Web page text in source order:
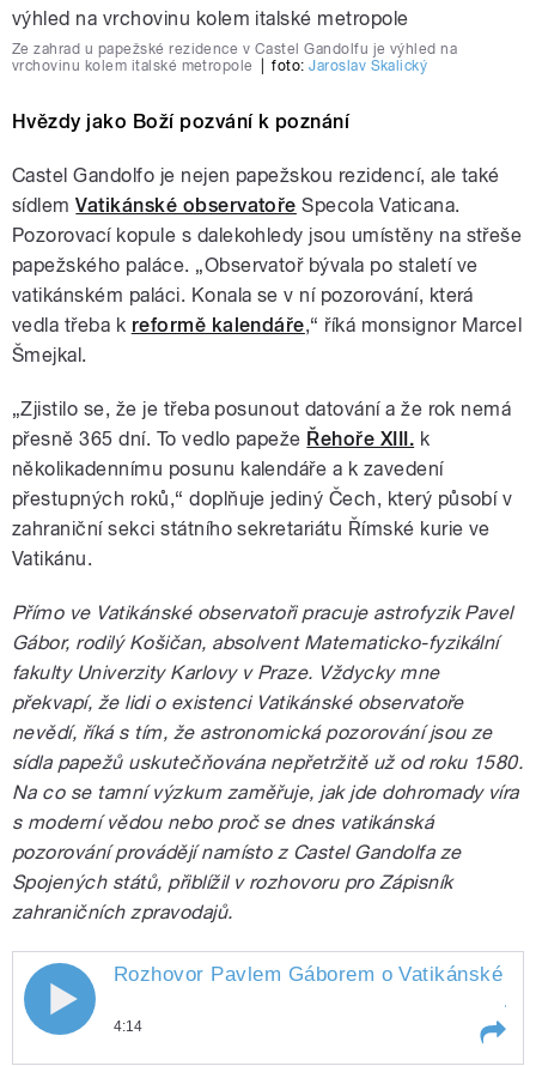
Ze zahrad u papežské rezidence v Castel Gandolfu je výhled na
vrchovinu kolem italské metropole
foto:Jaroslav Skalický
Hvězdy jako Boží pozvání k poznání
Castel Gandolfo je nejen papežskou rezidencí, ale také
sídlemVatikánské observatoře Specola Vaticana.
Pozorovací kopule s dalekohledy jsou umístěny na střeše
papežského paláce. „Observatoř bývala po staletí ve
vatikánském paláci. Konala se v ní pozorování, která
vedla třeba k reformě kalendáře,“ říká monsignor Marcel
Šmejkal.
„Zjistilo se, že je třeba posunout datování a že rok nemá
přesně 365 dní. To vedlo papeže Řehoře XIII. k
několikadennímu posunu kalendáře a k zavedení
přestupných roků,“ doplňuje jediný Čech, který působí v
zahraniční sekci státního sekretariátu Římské kurie ve
Vatikánu.
Přímo ve Vatikánské observatoři pracuje astrofyzik Pavel
Gábor, rodilý Košičan, absolvent Matematicko-fyzikální
fakulty Univerzity Karlovy v Praze. Vždycky mne
překvapí, že lidi o existenci Vatikánské observatoře
nevědí, říká s tím, že astronomická pozorování jsou ze
sídla papežů uskutečňována nepřetržitě už od roku 1580.
Na co se tamní výzkum zaměřuje, jak jde dohromady víra
s moderní vědou nebo proč se dnes vatikánská
pozorování provádějí namísto z Castel Gandolfa ze
Spojených států, přiblížil v rozhovoru pro Zápisník
zahraničních zpravodajů.
Rozhovor Pavlem Gáborem o Vatikánské
4:14